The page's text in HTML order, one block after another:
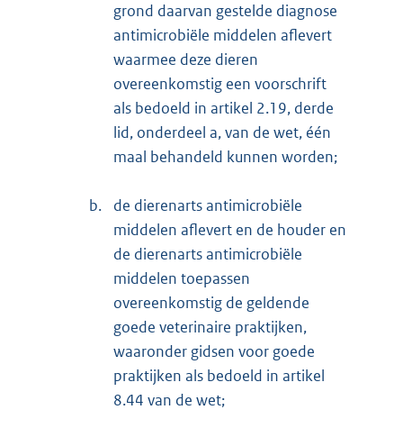
grond daarvan gestelde diagnose
antimicrobiële middelen aflevert
waarmee deze dieren
overeenkomstig een voorschrift
als bedoeld in artikel 2.19, derde
lid, onderdeel a, van de wet, één
maal behandeld kunnen worden;
b.
de dierenarts antimicrobiële
middelen aflevert en de houder en
de dierenarts antimicrobiële
middelen toepassen
overeenkomstig de geldende
goede veterinaire praktijken,
waaronder gidsen voor goede
praktijken als bedoeld in artikel
8.44 van de wet;